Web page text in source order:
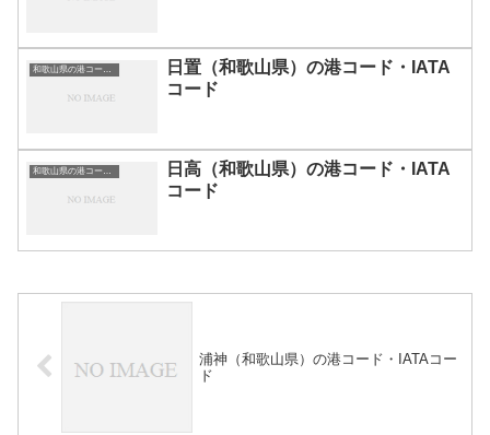
日置（和歌山県）の港コード・IATA
コード
日高（和歌山県）の港コード・IATA
コード
浦神（和歌山県）の港コード・IATAコー
ド